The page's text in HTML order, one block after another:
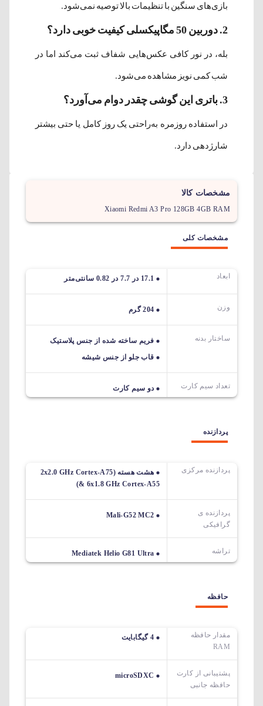
بازی‌های سنگین با تنظیمات بالا توصیه نمی‌شود.
2. دوربین 50 مگاپیکسلی کیفیت خوبی دارد؟
بله، در نور کافی عکس‌هایی شفاف ثبت می‌کند اما در
شب کمی نویز مشاهده می‌شود.
3. باتری این گوشی چقدر دوام می‌آورد؟
در استفاده روزمره به‌راحتی یک روز کامل یا حتی بیشتر
شارژدهی دارد.
مشخصات کالا
Xiaomi Redmi A3 Pro 128GB 4GB RAM
مشخصات کلی
ابعاد 17.1 در 7.7 در 0.82 سانتی‌متر
وزن 204 گرم
ساختار بدنه
فریم ساخته شده از جنس پلاستیک
قاب جلو از جنس شیشه
تعداد سیم کارت دو سیم کارت
پردازنده
پردازنده مرکزی
هشت هسته (2x2.0 GHz Cortex-A75
& 6x1.8 GHz Cortex-A55)
پردازنده ی
گرافیکی
Mali-G52 MC2
تراشه Mediatek Helio G81 Ultra
حافظه
مقدار حافظه
RAM
4 گیگابایت
پشتیبانی از کارت
حافظه جانبی
microSDXC